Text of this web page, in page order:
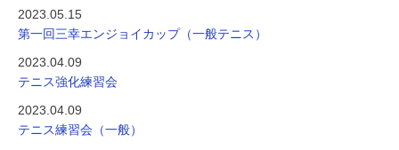
2023.05.15
第一回三幸エンジョイカップ（一般テニス）
2023.04.09
テニス強化練習会
2023.04.09
テニス練習会（一般）